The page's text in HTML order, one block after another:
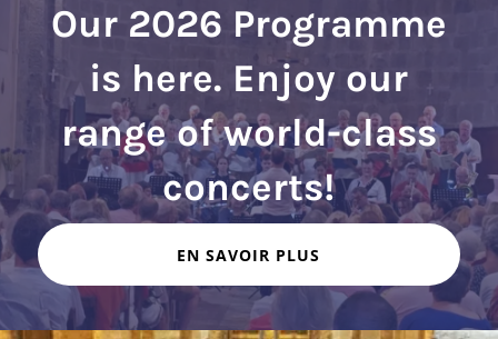
Our 2026 Programme
is here. Enjoy our
range of world-class
concerts!
EN SAVOIR PLUS